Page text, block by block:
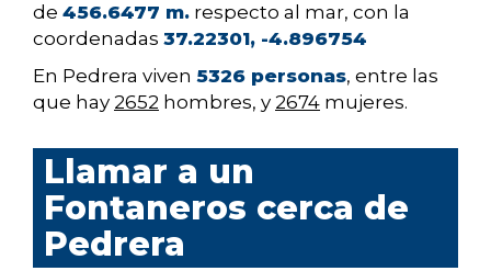
de 456.6477 m. respecto al mar, con la
coordenadas 37.22301, -4.896754
En Pedrera viven 5326 personas, entre las
que hay 2652 hombres, y 2674 mujeres.
Llamar a un
Fontaneros cerca de
Pedrera